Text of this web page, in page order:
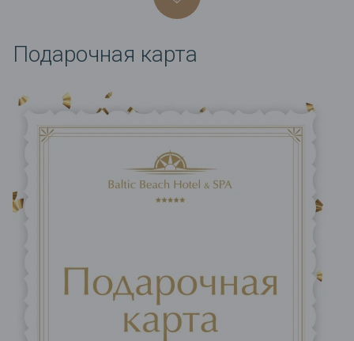
Подарочная карта